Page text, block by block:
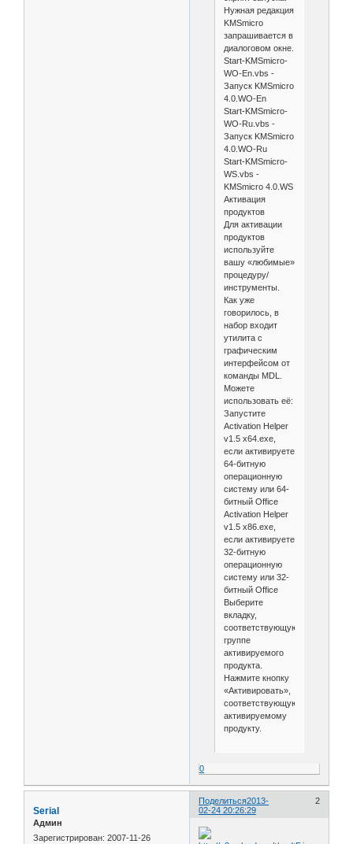
Нужная редакция
KMSmicro
запрашивается в
диалоговом окне.
Start-KMSmicro-
WO-En.vbs -
Запуск KMSmicro
4.0.WO-En
Start-KMSmicro-
WO-Ru.vbs -
Запуск KMSmicro
4.0.WO-Ru
Start-KMSmicro-
WS.vbs -
KMSmicro 4.0.WS
Активация
продуктов
Для активации
продуктов
используйте
вашу «любимые»
процедуру/
инструменты.
Как уже
говорилось, в
набор входит
утилита с
графическим
интерфейсом от
команды MDL.
Можете
использовать её:
Запустите
Activation Helper
v1.5 x64.exe,
если активируете
64-битную
операционную
систему или 64-
битный Office
Activation Helper
v1.5 x86.exe,
если активируете
32-битную
операционную
систему или 32-
битный Office
Выберите
вкладку,
соответствующую
группе
активируемого
продукта.
Нажмите кнопку
«Активировать»,
соответствующую
активируемому
продукту.
0
Поделиться 2
2013-
02-24 20:26:29
Serial
Админ
Зарегистрирован: 2007-11-26